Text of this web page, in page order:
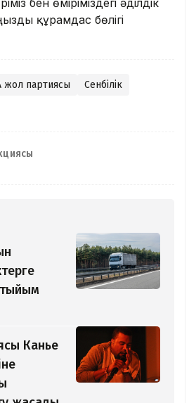
бен өміріміздегі әділдік
құрамдас бөлігі
жол партиясы
Сенбілік
тыйым
Канье